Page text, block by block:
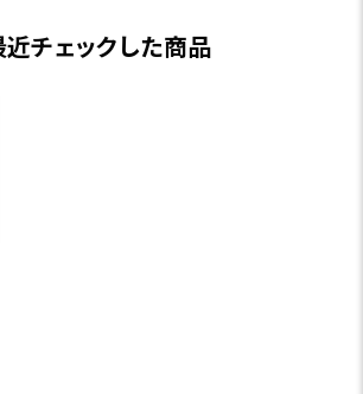
近チェックした商品